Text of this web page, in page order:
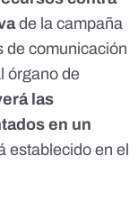
de la campaña
de comunicación
órgano de
las
en un
establecido en el